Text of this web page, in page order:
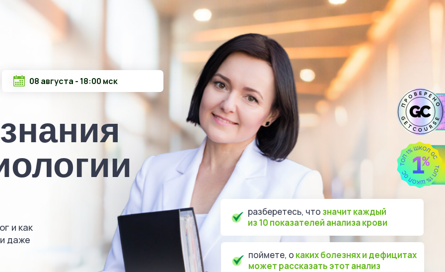
поймете, о каких болезнях и дефицитах
может рассказать этот анализ
разберетесь, чтозначит каждый
из 10 показателей анализа крови
и как
даже
08 августа - 18:00 мск